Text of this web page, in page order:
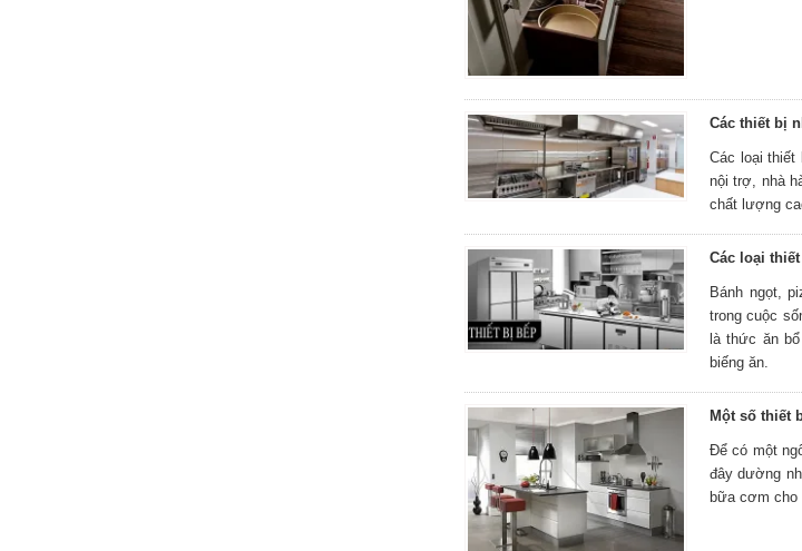
Các thiết bị
Các loại thiết
nội trợ, nhà
chất lượng
Các loại
Bánh ngọt,
trong cuộc
là thức ăn
biếng ăn.
Một số thiết
Để có một
đây dường
bữa cơm cho